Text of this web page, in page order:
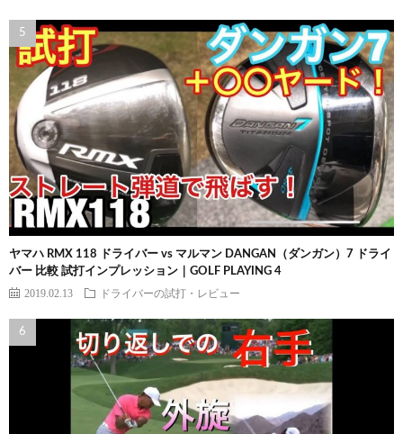
ヤマハ RMX 118 ドライバー vs マルマン DANGAN（ダンガン）7 ドライ
バー 比較 試打インプレッション｜GOLF PLAYING 4
2019.02.13 ドライバーの試打・レビュー